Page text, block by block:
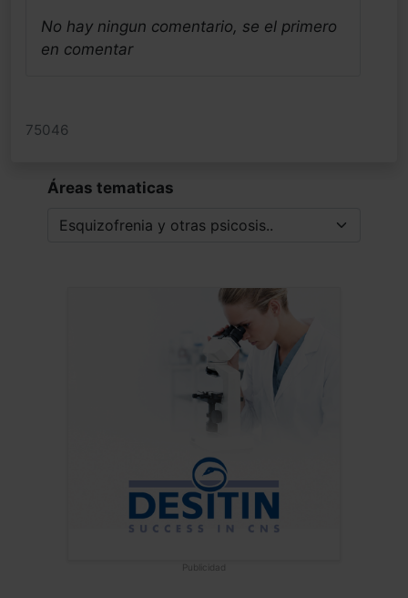
No hay ningun comentario, se el primero
en comentar
75046
Áreas tematicas
Publicidad